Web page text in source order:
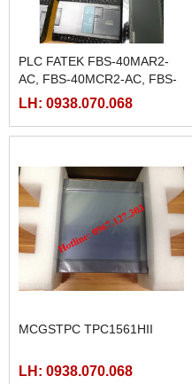
PLC FATEK FBS-40MAR2-
AC, FBS-40MCR2-AC, FBS-
40MCRT-AC, FBS-40MART-
LH: 0938.070.068
MCGSTPC TPC1561HII
LH: 0938.070.068